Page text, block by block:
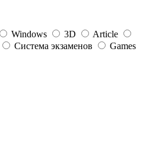
Windows 3D
Article
Система экзаменов
Games